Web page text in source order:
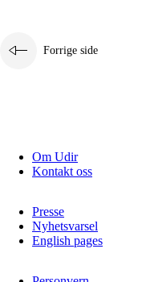
Forrige side
Om Udir
Kontakt oss
Presse
Nyhetsvarsel
English pages